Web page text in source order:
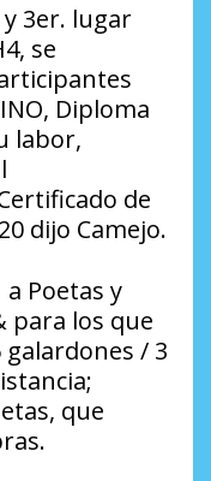
3er. lugar
se
Diploma
labor,
de
dijo Camejo.
Poetas y
para los que
/ 3
que